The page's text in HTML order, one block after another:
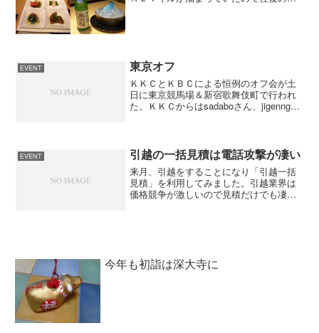
EVENT 東京オフ
ＫＫＣとＫＢＣによる恒例のオフ会が土
日に東京競馬場＆新宿歌舞伎町で行われ
た。ＫＫＣからはsadaboさん、jigenngく
た...
EVENT 引越の一括見積は電話攻撃が凄い
来月、引越をすることになり「引越一括
見積」を利用してみました。引越業界は
価格競争が激しいので見積だけでも凄い
今年も初詣は深大寺に